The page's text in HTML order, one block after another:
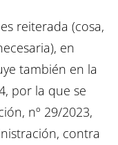
reiterada (cosa,
en
también en la
por la que se
nº 29/2023,
contra